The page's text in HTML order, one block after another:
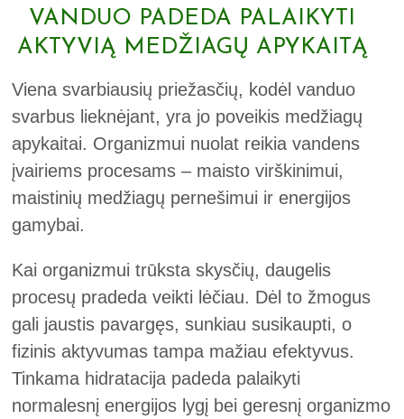
VANDUO PADEDA PALAIKYTI
AKTYVIĄ MEDŽIAGŲ APYKAITĄ
Viena svarbiausių priežasčių, kodėl vanduo
svarbus lieknėjant, yra jo poveikis medžiagų
apykaitai. Organizmui nuolat reikia vandens
įvairiems procesams – maisto virškinimui,
maistinių medžiagų pernešimui ir energijos
gamybai.
Kai organizmui trūksta skysčių, daugelis
procesų pradeda veikti lėčiau. Dėl to žmogus
gali jaustis pavargęs, sunkiau susikaupti, o
fizinis aktyvumas tampa mažiau efektyvus.
Tinkama hidratacija padeda palaikyti
normalesnį energijos lygį bei geresnį organizmo